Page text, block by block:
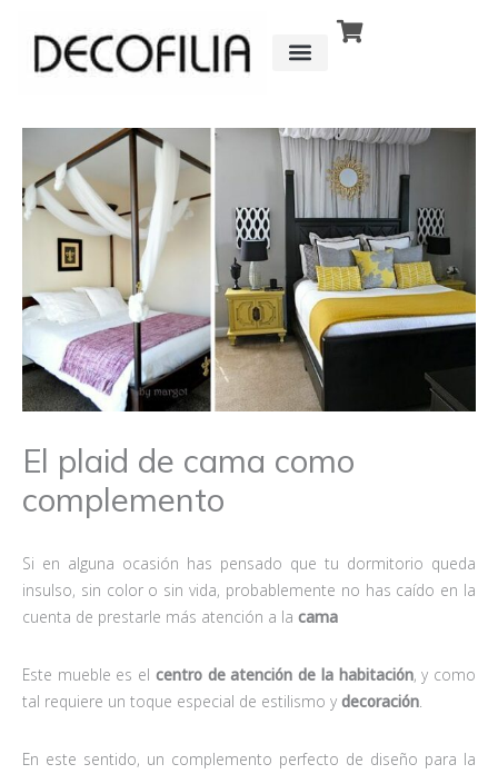
contenido
El plaid de cama como
complemento
Si en alguna ocasión has pensado que tu dormitorio queda
insulso, sin color o sin vida, probablemente no has caído en la
cuenta de prestarle más atención a la cama
Este mueble es el centro de atención de la habitación, y como
tal requiere un toque especial de estilismo y decoración
En este sentido, un complemento perfecto de diseño para la